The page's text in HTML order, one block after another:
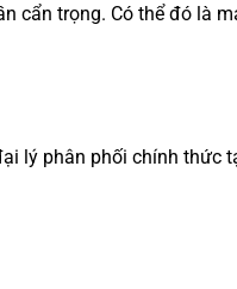
cẩn trọng. Có thể đó là
lý phân phối chính thức